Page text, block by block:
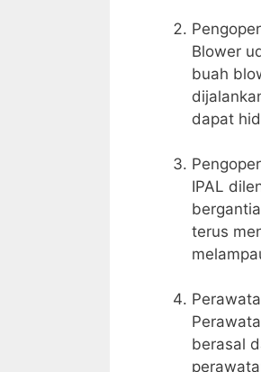
Blower
buah
dapat
IPAL
terus
berasal